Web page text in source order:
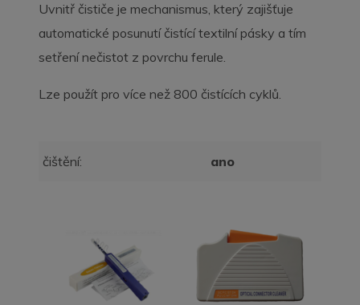
Uvnitř čističe je mechanismus, který zajišťuje
automatické posunutí čistící textilní pásky a tím
setření nečistot z povrchu ferule.
Lze použít pro více než 800 čistících cyklů.
čištění: ano